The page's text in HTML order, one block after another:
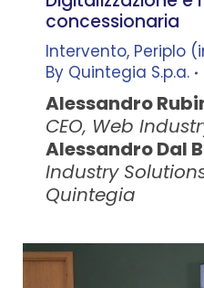
concessionaria
Intervento, Periplo
By Quintegia S.p.a.
Alessandro
CEO, Web
Alessandro Dal
Industry
Quintegia